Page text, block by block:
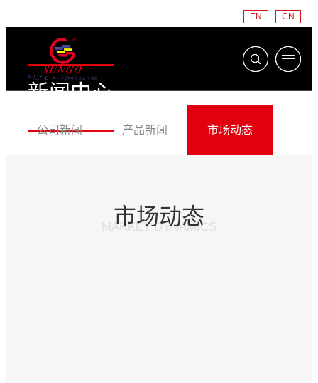
CN
EN
新闻中心
公司新闻
产品新闻 市场动态
市场动态
MARKET DYNAMICS